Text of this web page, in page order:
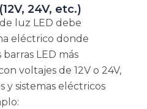
24V, etc.)
luz LED debe
eléctrico donde
LED más
voltajes de 12V o 24V,
y sistemas eléctricos